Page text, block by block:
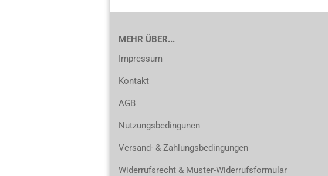
MEHR ÜBER...
Impressum
Kontakt
AGB
Nutzungsbedingunen
Versand- & Zahlungsbedingungen
Widerrufsrecht & Muster-Widerrufsformular